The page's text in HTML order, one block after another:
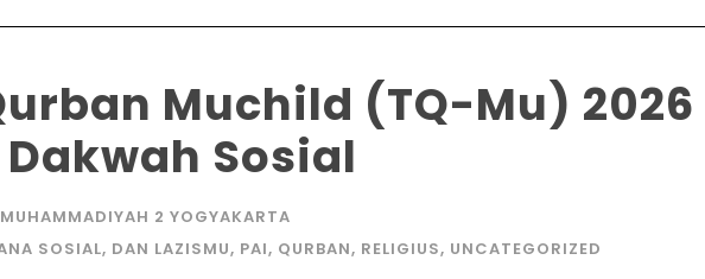
Muchild (TQ-Mu) 2026
Sosial
MUHAMMADIYAH 2 YOGYAKARTA
SOSIAL, DAN LAZISMU, PAI, QURBAN, RELIGIUS, UNCATEGORIZED